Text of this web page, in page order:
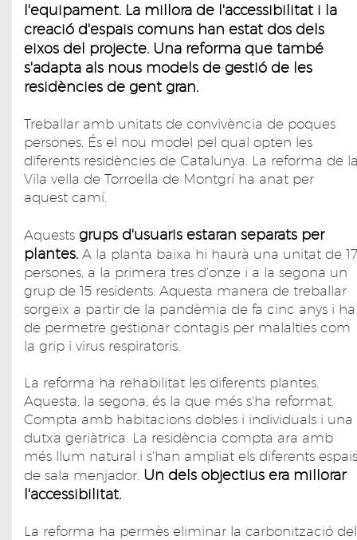
l'equipament. La millora de l'accessibilitat i la
creació d'espais comuns han estat dos dels
eixos del projecte. Una reforma que també
s'adapta als nous models de gestió de les
residències de gent gran.
Treballar amb unitats de convivència de poques
persones. És el nou model pel qual opten les
diferents residències de Catalunya. La reforma de
Vila vella de Torroella de Montgrí ha anat per
aquest camí.
Aquests grups d'usuaris estaran separats per
plantes. A la planta baixa hi haurà una unitat de 17
persones, a la primera tres d'onze i a la segona un
grup de 15 residents. Aquesta manera de treballar
sorgeix a partir de la pandèmia de fa cinc anys i ha
de permetre gestionar contagis per malalties com
la grip i virus respiratoris.
La reforma ha rehabilitat les diferents plantes.
Aquesta, la segona, és la que més s'ha reformat.
Compta amb habitacions dobles i individuals i una
dutxa geriàtrica. La residència compta ara amb
més llum natural i s'han ampliat els diferents espais
de sala menjador. Un dels objectius era millorar
l'accessibilitat.
La reforma ha permès eliminar la carbonització del